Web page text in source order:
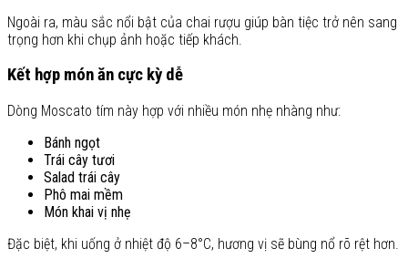
Ngoài ra, màu sắc nổi bật của chai rượu giúp bàn tiệc trở nên sang
trọng hơn khi chụp ảnh hoặc tiếp khách.
Kết hợp món ăn cực kỳ dễ
Dòng Moscato tím này hợp với nhiều món nhẹ nhàng như:
Bánh ngọt
Trái cây tươi
Salad trái cây
Phô mai mềm
Món khai vị nhẹ
Đặc biệt, khi uống ở nhiệt độ 6–8°C, hương vị sẽ bùng nổ rõ rệt hơn.